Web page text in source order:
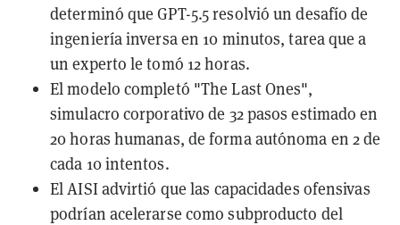
determinó que GPT-5.5 resolvió un desafío de
ingeniería inversa en 10 minutos, tarea que a
un experto le tomó 12 horas.
El modelo completó "The Last Ones",
simulacro corporativo de 32 pasos estimado en
20 horas humanas, de forma autónoma en 2 de
cada 10 intentos.
El AISI advirtió que las capacidades ofensivas
podrían acelerarse como subproducto del